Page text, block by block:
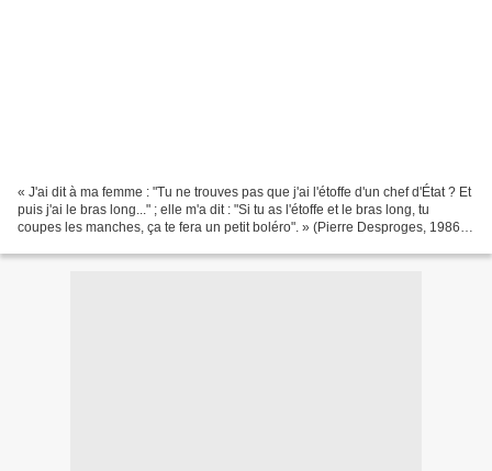
« J'ai dit à ma femme : "Tu ne trouves pas que j'ai l'étoffe d'un chef d'État ? Et
puis j'ai le bras long..." ; elle m'a dit : "Si tu as l'étoffe et le bras long, tu
coupes les manches, ça te fera un petit boléro". » (Pierre Desproges, 1986).